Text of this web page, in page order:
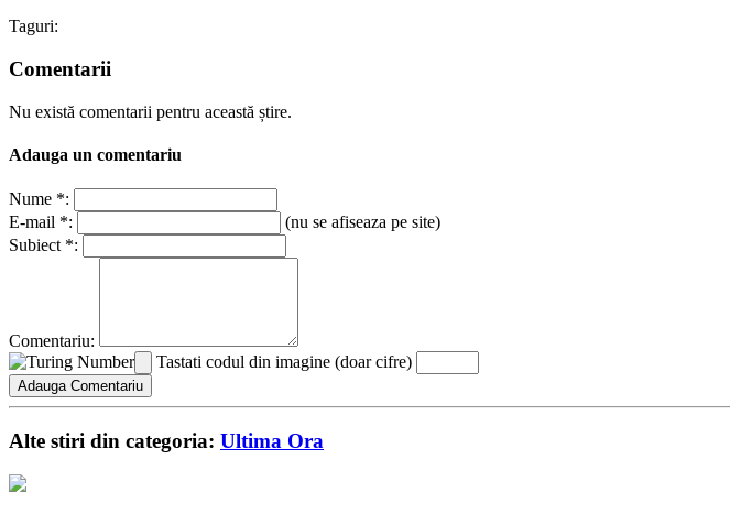
Taguri:
Comentarii
Nu există comentarii pentru această știre.
Adauga un comentariu
Nume *:
E-mail *:
(nu se afiseaza pe site)
Subiect *:
Comentariu:
Tastati codul din imagine (doar cifre)
Alte stiri din categoria: Ultima Ora